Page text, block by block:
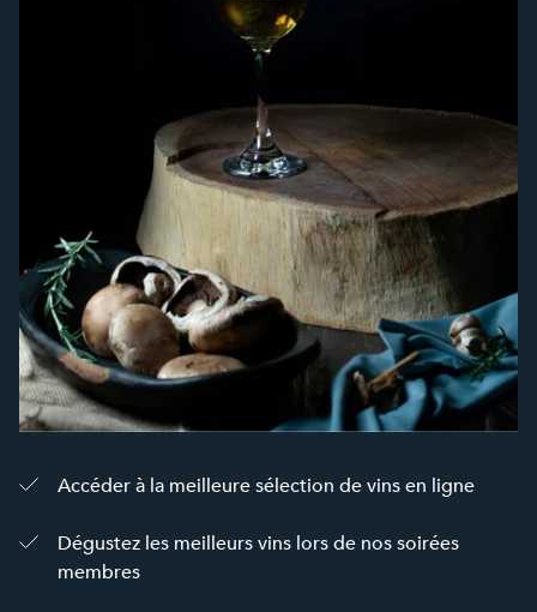
Accéder à la meilleure sélection de vins en ligne
Dégustez les meilleurs vins lors de nos soirées
membres